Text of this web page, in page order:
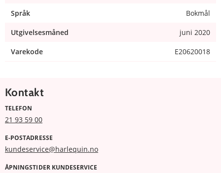
Språk Bokmål
Utgivelsesmåned juni 2020
Varekode E20620018
Kontakt
TELEFON
21 93 59 00
E-POSTADRESSE
kundeservice@harlequin.no
ÅPNINGSTIDER KUNDESERVICE